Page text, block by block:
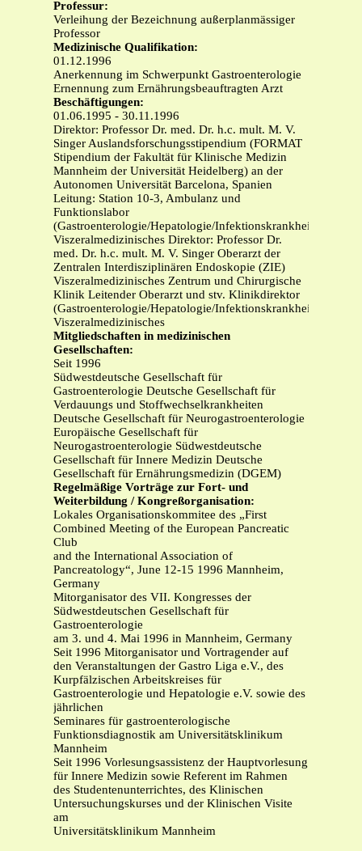
Professur:
Verleihung der Bezeichnung außerplanmässiger
Professor
Medizinische Qualifikation:
01.12.1996
Anerkennung im Schwerpunkt Gastroenterologie
Ernennung zum Ernährungsbeauftragten Arzt
Beschäftigungen:
01.06.1995 - 30.11.1996
Direktor: Professor Dr. med. Dr. h.c. mult. M. V.
Singer Auslandsforschungsstipendium (FORMAT
Stipendium der Fakultät für Klinische Medizin
Mannheim der Universität Heidelberg) an der
Autonomen Universität Barcelona, Spanien
Leitung: Station 10-3, Ambulanz und
Funktionslabor
(Gastroenterologie/Hepatologie/Infektionskrankheiten)
Viszeralmedizinisches Direktor: Professor Dr.
med. Dr. h.c. mult. M. V. Singer Oberarzt der
Zentralen Interdisziplinären Endoskopie (ZIE)
Viszeralmedizinisches Zentrum und Chirurgische
Klinik Leitender Oberarzt und stv. Klinikdirektor
(Gastroenterologie/Hepatologie/Infektionskrankheiten)
Viszeralmedizinisches
Mitgliedschaften in medizinischen
Gesellschaften:
Seit 1996
Südwestdeutsche Gesellschaft für
Gastroenterologie Deutsche Gesellschaft für
Verdauungs und Stoffwechselkrankheiten
Deutsche Gesellschaft für Neurogastroenterologie
Europäische Gesellschaft für
Neurogastroenterologie Südwestdeutsche
Gesellschaft für Innere Medizin Deutsche
Gesellschaft für Ernährungsmedizin (DGEM)
Regelmäßige Vorträge zur Fort- und
Weiterbildung / Kongreßorganisation:
Lokales Organisationskommitee des „First
Combined Meeting of the European Pancreatic
Club
and the International Association of
Pancreatology“, June 12-15 1996 Mannheim,
Germany
Mitorganisator des VII. Kongresses der
Südwestdeutschen Gesellschaft für
Gastroenterologie
am 3. und 4. Mai 1996 in Mannheim, Germany
Seit 1996 Mitorganisator und Vortragender auf
den Veranstaltungen der Gastro Liga e.V., des
Kurpfälzischen Arbeitskreises für
Gastroenterologie und Hepatologie e.V. sowie des
jährlichen
Seminares für gastroenterologische
Funktionsdiagnostik am Universitätsklinikum
Mannheim
Seit 1996 Vorlesungsassistenz der Hauptvorlesung
für Innere Medizin sowie Referent im Rahmen
des Studentenunterrichtes, des Klinischen
Untersuchungskurses und der Klinischen Visite
am
Universitätsklinikum Mannheim